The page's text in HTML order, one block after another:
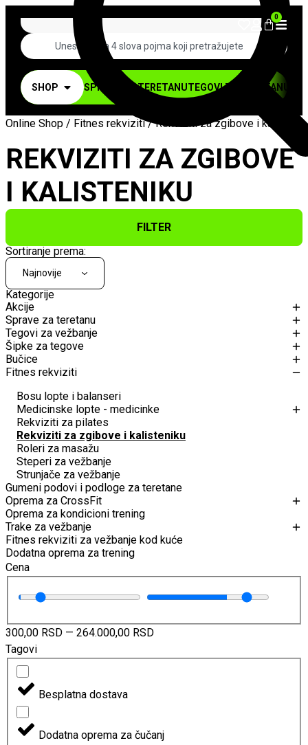
0
SHOP SPRAVE ZA TERETANUTEGOVI ZA TERETANU
Online Shop / Fitnes rekviziti/ Rekviziti za zgibove i
REKVIZITI ZA ZGIBOVE
I KALISTENIKU
FILTER
Sortiranje prema:
Kategorije
Akcije
Sprave za teretanu
Tegovi za vežbanje
Šipke za tegove
Bučice
Fitnes rekviziti
Bosu lopte i balanseri
Medicinske lopte - medicinke
Rekviziti za pilates
Rekviziti za zgibove i kalisteniku
Roleri za masažu
Steperi za vežbanje
Strunjače za vežbanje
Gumeni podovi i podloge za teretane
Oprema za CrossFit
Oprema za kondicioni trening
Trake za vežbanje
Fitnes rekviziti za vežbanje kod kuće
Dodatna oprema za trening
Cena
300,00 RSD — 264.000,00 RSD
Tagovi
Besplatna dostava
Dodatna oprema za čučanj